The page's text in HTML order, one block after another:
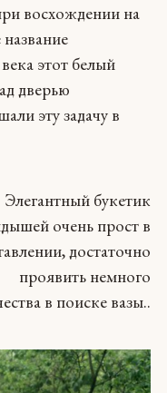
восхождении на
этот белый
дверью
эту задачу в
Элегантный букетик
очень прост в
достаточно
проявить немного
в поиске вазы..